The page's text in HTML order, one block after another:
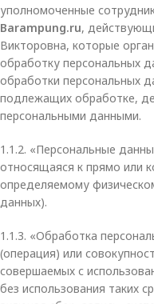
уполномоченные
Barampung.ru,
Викторовна, которые
обработку персональных
обработки персональных
подлежащих обработке,
персональными данными.
1.1.2. «Персональные
относящаяся к прямо или
определяемому
данных).
1.1.3. «Обработка
(операция) или
совершаемых с
без использования таких